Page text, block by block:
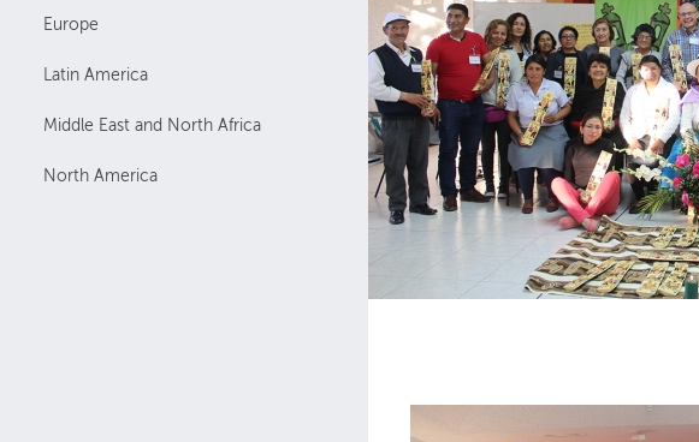
Europe
Latin America
Middle East and North Africa
North America